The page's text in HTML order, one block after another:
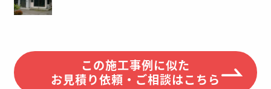
この施工事例に似た
お見積り依頼・ご相談はこちら